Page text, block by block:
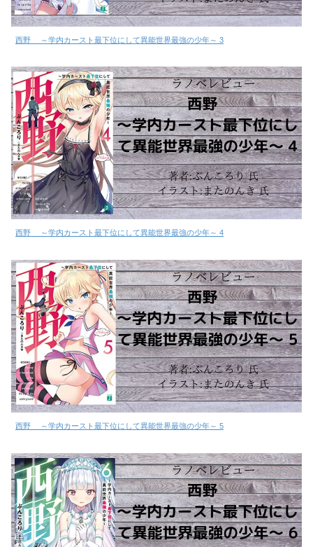
西野 ～学内カースト最下位にして異能世界最強の少年～ 3
西野 ～学内カースト最下位にして異能世界最強の少年～ 4
西野 ～学内カースト最下位にして異能世界最強の少年～ 5